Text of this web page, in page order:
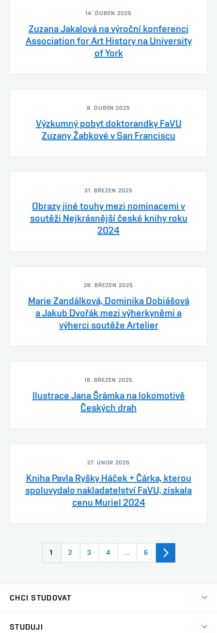
14. DUBEN 2025
Zuzana Jakalová na výroční konferenci
Association for Art History na University
of York
9. DUBEN 2025
Výzkumný pobyt doktorandky FaVU
Zuzany Žabkové v San Franciscu
31. BŘEZEN 2025
Obrazy jiné touhy mezi nominacemi v
soutěži Nejkrásnější české knihy roku
2024
28. BŘEZEN 2025
Marie Zandálková, Dominika Dobiášová
a Jakub Dvořák mezi výherkyněmi a
výherci soutěže Artelier
18. BŘEZEN 2025
Ilustrace Jana Šrámka na lokomotivě
Českých drah
27. ÚNOR 2025
Kniha Pavla Ryšky Háček + Čárka, kterou
spoluvydalo nakladatelství FaVU, získala
cenu Muriel 2024
1 2 3 4 … 6
CHCI STUDOVAT
STUDUJI